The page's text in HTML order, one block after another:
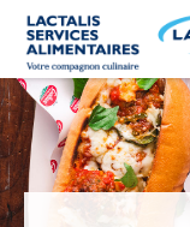
main
content